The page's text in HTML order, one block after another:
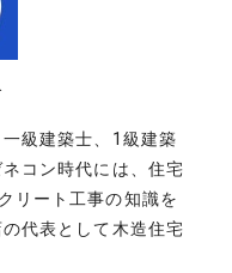
級建築士、1級建築
コン時代には、住宅
リート工事の知識を
代表として木造住宅